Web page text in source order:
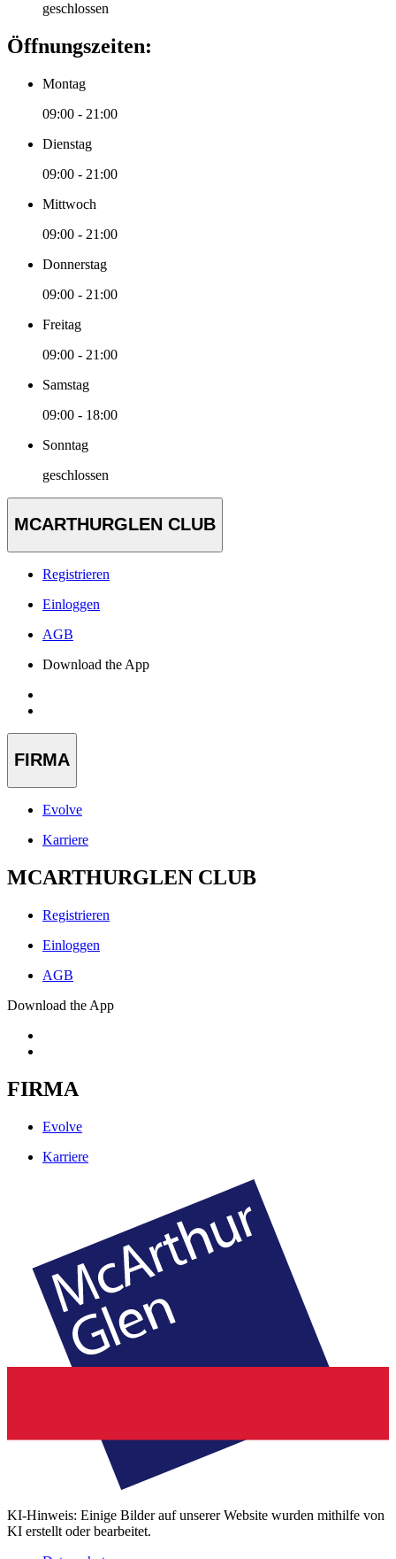
geschlossen
Öffnungszeiten:
Montag
09:00 - 21:00
Dienstag
09:00 - 21:00
Mittwoch
09:00 - 21:00
Donnerstag
09:00 - 21:00
Freitag
09:00 - 21:00
Samstag
09:00 - 18:00
Sonntag
geschlossen
MCARTHURGLEN CLUB
Registrieren
Einloggen
AGB
Download the App
FIRMA
Evolve
Karriere
MCARTHURGLEN CLUB
Registrieren
Einloggen
AGB
Download the App
FIRMA
Evolve
Karriere
KI-Hinweis: Einige Bilder auf unserer Website wurden mithilfe von
KI erstellt oder bearbeitet.